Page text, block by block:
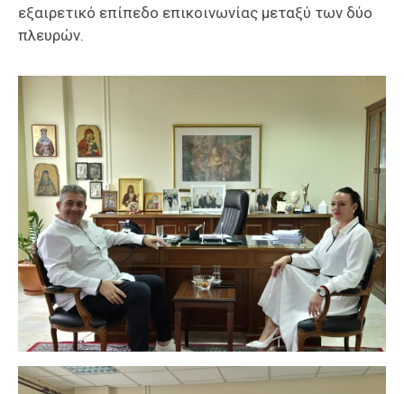
εξαιρετικό επίπεδο επικοινωνίας μεταξύ των δύο
πλευρών.